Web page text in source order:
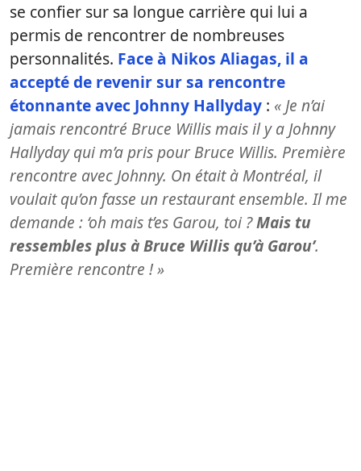
se confier sur sa longue carrière qui lui a
permis de rencontrer de nombreuses
personnalités. Face à Nikos Aliagas, il a
accepté de revenir sur sa rencontre
étonnante avec Johnny Hallyday : « Je n’ai
jamais rencontré Bruce Willis mais il y a Johnny
Hallyday qui m’a pris pour Bruce Willis. Première
rencontre avec Johnny. On était à Montréal, il
voulait qu’on fasse un restaurant ensemble. Il me
demande : ‘oh mais t’es Garou, toi ?Mais tu
ressembles plus à Bruce Willis qu’à Garou’.
Première rencontre ! »